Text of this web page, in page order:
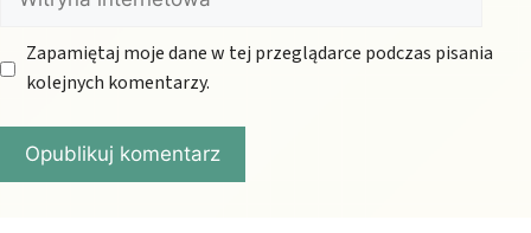
internetowa
Zapamiętaj moje dane w tej przeglądarce podczas pisania
kolejnych komentarzy.